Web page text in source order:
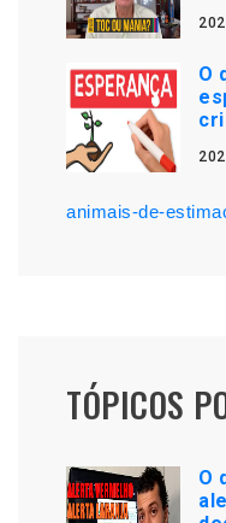
O
animais-de-
TÓPICOS
O